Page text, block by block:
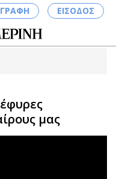
ΕΙΣΟΔΟΣ
μας